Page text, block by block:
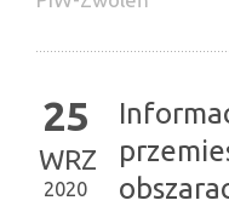
25
WRZ
2020